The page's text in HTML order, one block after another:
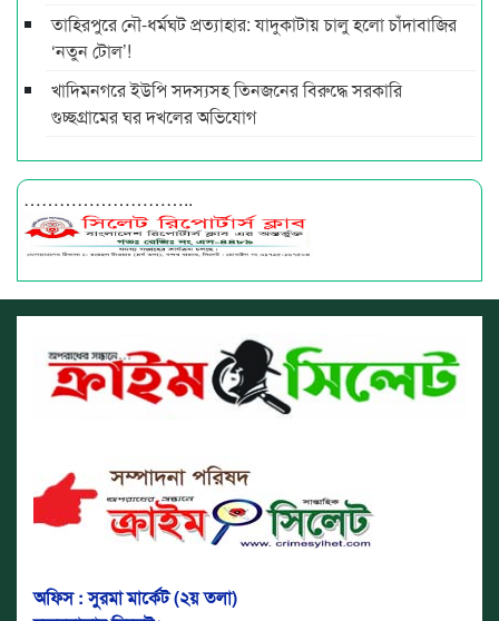
তাহিরপুরে নৌ-ধর্মঘট প্রত্যাহার: যাদুকাটায় চালু হলো চাঁদাবাজির
‘নতুন টোল’!
খাদিমনগরে ইউপি সদস্যসহ তিনজনের বিরুদ্ধে সরকারি
গুচ্ছগ্রামের ঘর দখলের অভিযোগ
………………………..
অফিস : সুরমা মার্কেট (২য় তলা)